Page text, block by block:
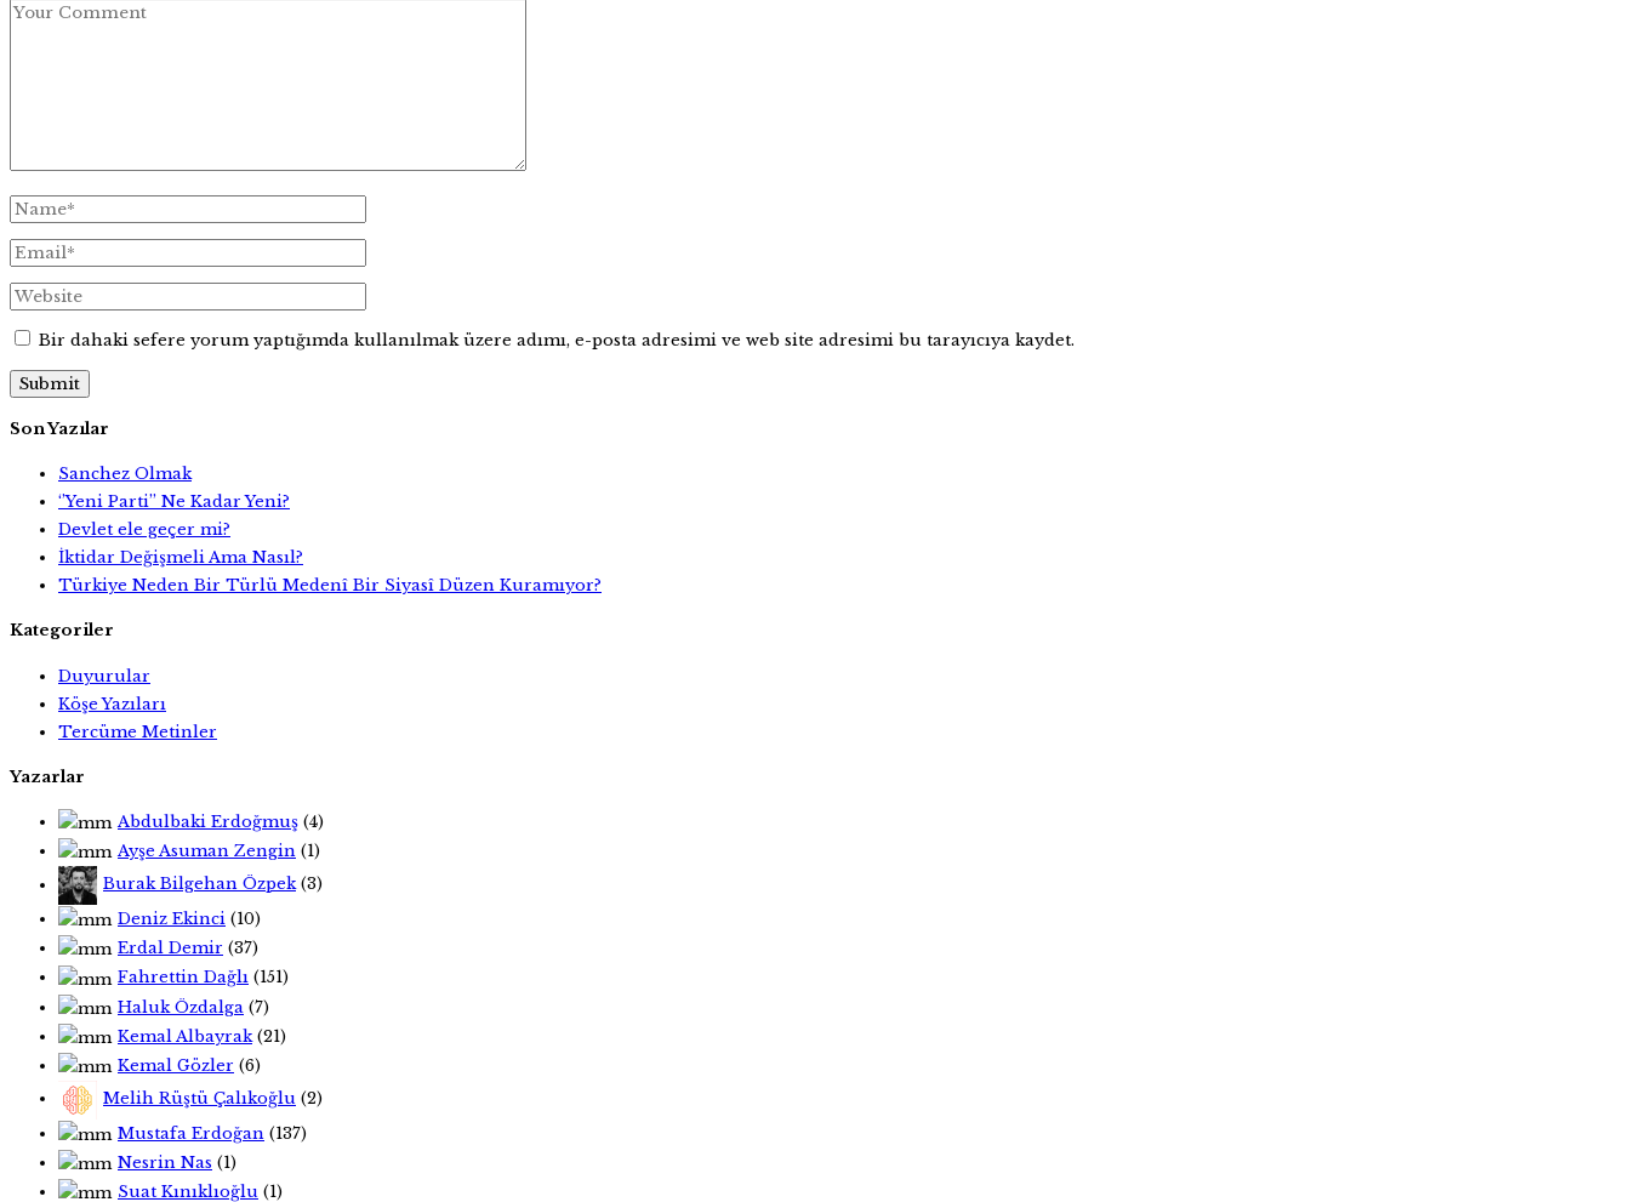
Bir dahaki sefere yorum yaptığımda kullanılmak üzere adımı, e-posta adresimi ve web site adresimi bu tarayıcıya kaydet.
Son Yazılar
Sanchez Olmak
‘’Yeni Parti’’ Ne Kadar Yeni?
Devlet ele geçer mi?
İktidar Değişmeli Ama Nasıl?
Türkiye Neden Bir Türlü Medenî Bir Siyasî Düzen Kuramıyor?
Kategoriler
Duyurular
Köşe Yazıları
Tercüme Metinler
Yazarlar
Abdulbaki Erdoğmuş (4)
Ayşe Asuman Zengin (1)
Burak Bilgehan Özpek(3)
Deniz Ekinci (10)
Erdal Demir (37)
Fahrettin Dağlı (151)
Haluk Özdalga (7)
Kemal Albayrak(21)
Kemal Gözler (6)
Melih Rüştü Çalıkoğlu (2)
Mustafa Erdoğan (137)
Nesrin Nas (1)
Suat Kınıklıoğlu (1)